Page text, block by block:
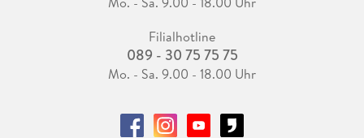
Filialhotline
089 - 30 75 75 75
Mo. - Sa. 9.00 - 18.00 Uhr